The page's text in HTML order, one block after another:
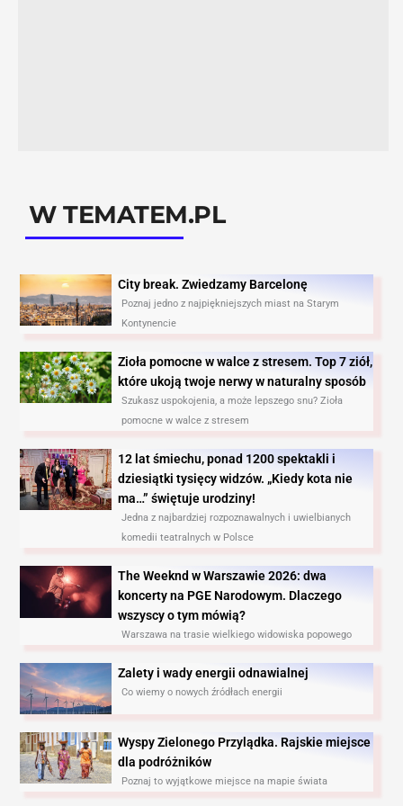
W TEMATEM.PL
City break. Zwiedzamy Barcelonę​
Poznaj jedno z najpiękniejszych miast na Starym
Kontynencie
Zioła pomocne w walce z stresem. Top 7 ziół,
które ukoją twoje nerwy w naturalny sposób
Szukasz uspokojenia, a może lepszego snu? Zioła
pomocne w walce z stresem
12 lat śmiechu, ponad 1200 spektakli i
dziesiątki tysięcy widzów. „Kiedy kota nie
ma…” świętuje urodziny!
Jedna z najbardziej rozpoznawalnych i uwielbianych
komedii teatralnych w Polsce
The Weeknd w Warszawie 2026: dwa
koncerty na PGE Narodowym. Dlaczego
wszyscy o tym mówią?
Warszawa na trasie wielkiego widowiska popowego
Zalety i wady energii odnawialnej
Co wiemy o nowych źródłach energii
Wyspy Zielonego Przylądka. Rajskie miejsce
dla podróżników
Poznaj to wyjątkowe miejsce na mapie świata